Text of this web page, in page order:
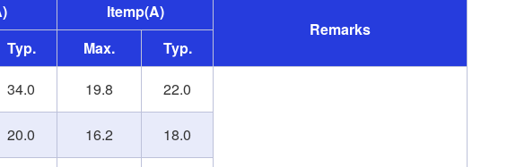
Itemp(A)
Remarks
Typ. Max.
Typ.
34.0 19.8 22.0
20.0 16.2 18.0